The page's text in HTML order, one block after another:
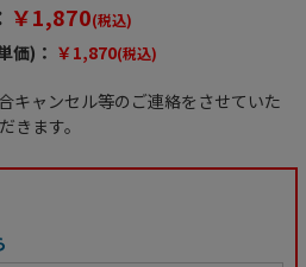
￥1,870(税込)
価)： ￥1,870(税込)
キャンセル等のご連絡をさせていた
だきます。